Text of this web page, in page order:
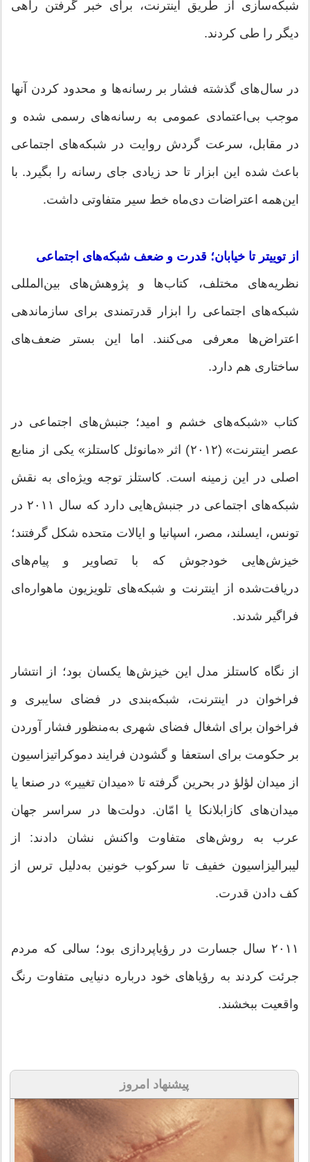
شبکه‌سازی از طریق اینترنت، برای خبر گرفتن راهی
دیگر را طی کردند.
در سال‌های گذشته فشار بر رسانه‌ها و محدود کردن آنها
موجب بی‌اعتمادی عمومی به رسانه‌های رسمی شده و
در مقابل، سرعت گردش روایت در شبکه‌های اجتماعی
باعث شده این ابزار تا حد زیادی جای رسانه را بگیرد. با
این‌همه اعتراضات دی‌ماه خط سیر متفاوتی داشت.
از توییتر تا خیابان؛ قدرت و ضعف شبکه‌های اجتماعی
نظریه‌های مختلف، کتاب‌ها و پژوهش‌های بین‌المللی
شبکه‌های اجتماعی را ابزار قدرتمندی برای سازماندهی
اعتراض‌ها معرفی می‌کنند. اما این بستر ضعف‌های
ساختاری هم دارد.
کتاب «شبکه‌های خشم و امید؛ جنبش‌های اجتماعی در
عصر اینترنت» (۲۰۱۲) اثر «مانوئل کاستلز» یکی از منابع
اصلی در این زمینه است. کاستلز توجه ویژه‌ای به نقش
شبکه‌های اجتماعی در جنبش‌هایی دارد که سال ۲۰۱۱ در
تونس، ایسلند، مصر، اسپانیا و ایالات متحده شکل گرفتند؛
خیزش‌هایی خودجوش که با تصاویر و پیام‌های
دریافت‌شده از اینترنت و شبکه‌های تلویزیون ماهواره‌ای
فراگیر شدند.
از نگاه کاستلز مدل این خیزش‌ها یکسان بود؛ از انتشار
فراخوان در اینترنت، شبکه‌بندی در فضای سایبری و
فراخوان برای اشغال فضای شهری به‌منظور فشار آوردن
بر حکومت برای استعفا و گشودن فرایند دموکراتیزاسیون
از میدان لؤلؤ در بحرین گرفته تا «میدان تغییر» در صنعا یا
میدان‌های کازابلانکا یا امّان. دولت‌ها در سراسر جهان
عرب به روش‌های متفاوت واکنش نشان دادند: از
لیبرالیزاسیون خفیف تا سرکوب خونین به‌دلیل ترس از
کف‌ دادن قدرت.
۲۰۱۱ سال جسارت در رؤیاپردازی بود؛ سالی که مردم
جرئت کردند به رؤیاهای خود درباره دنیایی متفاوت رنگ
واقعیت ببخشند.
پیشنهاد امروز